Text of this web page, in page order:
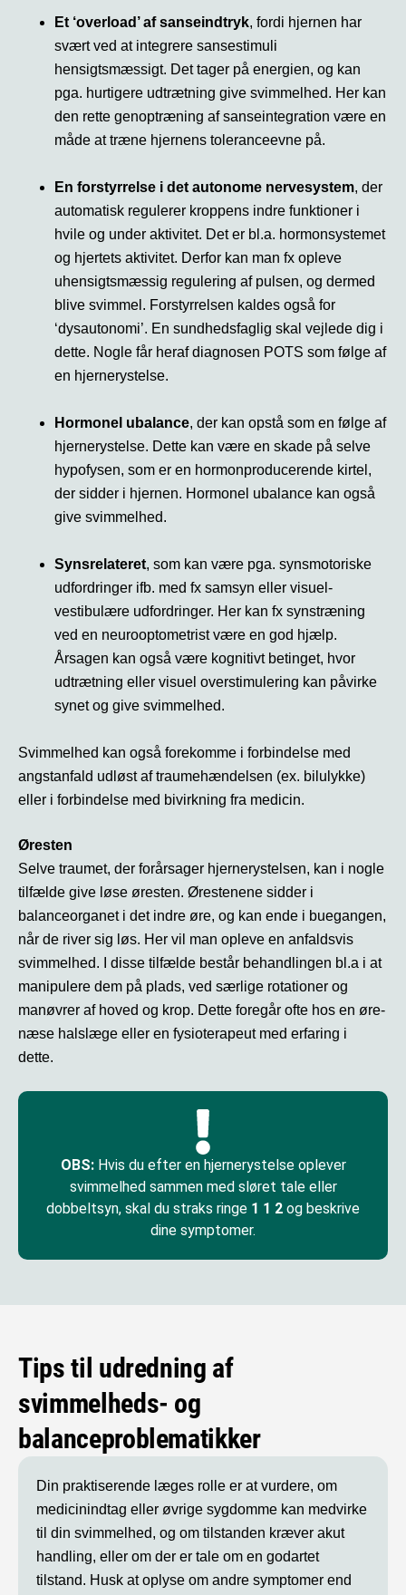
Et ‘overload’ af sanseindtryk, fordi hjernen har
svært ved at integrere sansestimuli
hensigtsmæssigt. Det tager på energien, og kan
pga. hurtigere udtrætning give svimmelhed. Her kan
den rette genoptræning af sanseintegration være en
måde at træne hjernens toleranceevne på.
En forstyrrelse i det autonome nervesystem, der
automatisk regulerer kroppens indre funktioner i
hvile og under aktivitet. Det er bl.a. hormonsystemet
og hjertets aktivitet. Derfor kan man fx opleve
uhensigtsmæssig regulering af pulsen, og dermed
blive svimmel. Forstyrrelsen kaldes også for
‘dysautonomi’. En sundhedsfaglig skal vejlede dig i
dette. Nogle får heraf diagnosen POTS som følge af
en hjernerystelse.
Hormonel ubalance, der kan opstå som en følge af
hjernerystelse. Dette kan være en skade på selve
hypofysen, som er en hormonproducerende kirtel,
der sidder i hjernen. Hormonel ubalance kan også
give svimmelhed.
Synsrelateret, som kan være pga. synsmotoriske
udfordringer ifb. med fx samsyn eller visuel-
vestibulære udfordringer. Her kan fx synstræning
ved en neurooptometrist være en god hjælp.
Årsagen kan også være kognitivt betinget, hvor
udtrætning eller visuel overstimulering kan påvirke
synet og give svimmelhed.
Svimmelhed kan også forekomme i forbindelse med
angstanfald udløst af traumehændelsen (ex. bilulykke)
eller i forbindelse med bivirkning fra medicin.
Øresten
Selve traumet, der forårsager hjernerystelsen, kan i nogle
tilfælde give løse øresten. Ørestenene sidder i
balanceorganet i det indre øre, og kan ende i buegangen,
når de river sig løs. Her vil man opleve en anfaldsvis
svimmelhed. I disse tilfælde består behandlingen bl.a i at
manipulere dem på plads, ved særlige rotationer og
manøvrer af hoved og krop. Dette foregår ofte hos en øre-
næse halslæge eller en fysioterapeut med erfaring i
dette.
OBS:Hvis du efter en hjernerystelse oplever
svimmelhed sammen med sløret tale eller
dobbeltsyn, skal du straks ringe 1 1 2 og beskrive
dine symptomer.
Tips til udredning af
svimmelheds- og
balanceproblematikker
Din praktiserende læges rolle er at vurdere, om
medicinindtag eller øvrige sygdomme kan medvirke
til din svimmelhed, og om tilstanden kræver akut
handling, eller om der er tale om en godartet
tilstand. Husk at oplyse om andre symptomer end